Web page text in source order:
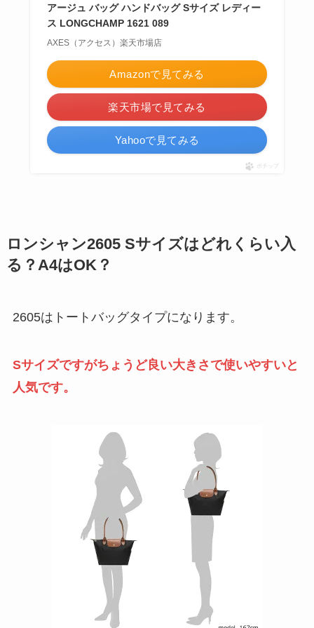
アージュ バッグ ハンドバッグ Sサイズ レディー
ス LONGCHAMP 1621 089
AXES（アクセス）楽天市場店
Amazonで見てみる
楽天市場で見てみる
Yahooで見てみる
ポチップ
ロンシャン2605 Sサイズはどれくらい入
る？A4はOK？
2605はトートバッグタイプになります。
Sサイズですがちょうど良い大きさで使いやすいと
人気です。